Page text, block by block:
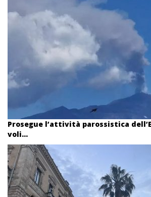
Prosegue l’attività parossistica
voli...